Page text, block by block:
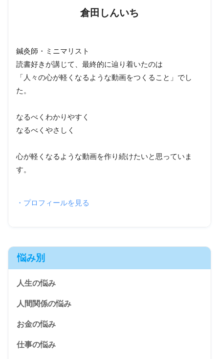
倉田しんいち
鍼灸師・ミニマリスト
読書好きが講じて、最終的に辿り着いたのは
「人々の心が軽くなるような動画をつくること」でし
た。
なるべくわかりやすく
なるべくやさしく
心が軽くなるような動画を作り続けたいと思っていま
す。
・プロフィールを見る
悩み別
人生の悩み
人間関係の悩み
お金の悩み
仕事の悩み